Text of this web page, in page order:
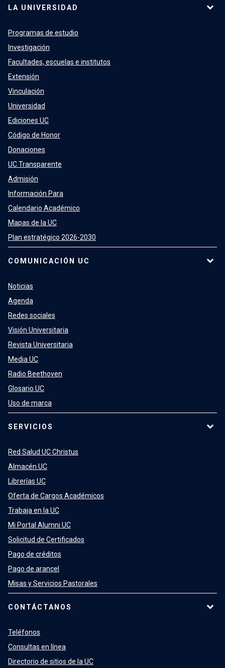
LA UNIVERSIDAD
Programas de estudio
Investigación
Facultades, escuelas e institutos
Extensión
Vinculación
Universidad
Ediciones UC
Código de Honor
Donaciones
UC Transparente
Admisión
Información Para
Calendario Académico
Mapas de la UC
Plan estratégico 2026-2030
COMUNICACIÓN UC
Noticias
Agenda
Redes sociales
Visión Universitaria
Revista Universitaria
Media UC
Radio Beethoven
Glosario UC
Uso de marca
SERVICIOS
Red Salud UC Christus
Almacén UC
Librerías UC
Oferta de Cargos Académicos
Trabaja en la UC
Mi Portal Alumni UC
Solicitud de Certificados
Pago de créditos
Pago de arancel
Misas y Servicios Pastorales
CONTÁCTANOS
Teléfonos
Consultas en línea
Directorio de sitios de la UC